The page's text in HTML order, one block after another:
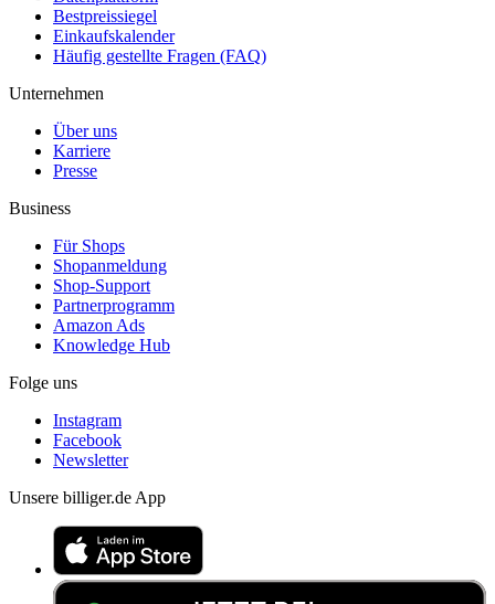
Bestpreissiegel
Einkaufskalender
Häufig gestellte Fragen (FAQ)
Unternehmen
Über uns
Karriere
Presse
Business
Für Shops
Shopanmeldung
Shop-Support
Partnerprogramm
Amazon Ads
Knowledge Hub
Folge uns
Instagram
Facebook
Newsletter
Unsere billiger.de App